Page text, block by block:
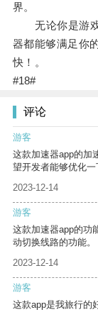
界。
无论你是游戏
器都能够满足你
快！。
#18#
评论
游客
这款加速器app的加
望开发者能够优化一
2023-12-14
游客
这款加速器app的功
动切换线路的功能。
2023-12-14
游客
这款app是我旅行的